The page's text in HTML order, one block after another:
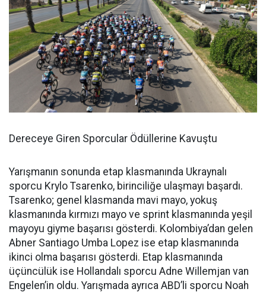
Dereceye Giren Sporcular Ödüllerine Kavuştu
Yarışmanın sonunda etap klasmanında Ukraynalı
sporcu Krylo Tsarenko, birinciliğe ulaşmayı başardı.
Tsarenko; genel klasmanda mavi mayo, yokuş
klasmanında kırmızı mayo ve sprint klasmanında yeşil
mayoyu giyme başarısı gösterdi. Kolombiya’dan gelen
Abner Santiago Umba Lopez ise etap klasmanında
ikinci olma başarısı gösterdi. Etap klasmanında
üçüncülük ise Hollandalı sporcu Adne Willemjan van
Engelen’in oldu. Yarışmada ayrıca ABD’li sporcu Noah